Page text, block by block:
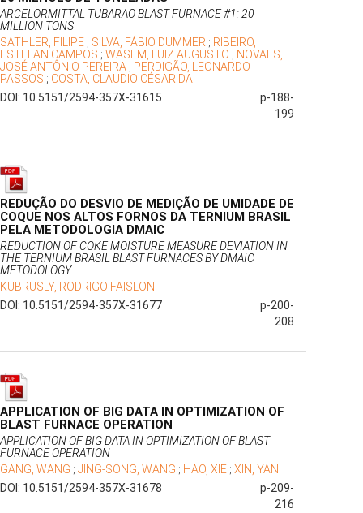
ARCELORMITTAL TUBARAO BLAST FURNACE #1: 20
MILLION TONS
SATHLER, FILIPE ; SILVA, FÁBIO DUMMER ; RIBEIRO,
ESTEFAN CAMPOS ; WASEM, LUIZ AUGUSTO ; NOVAES,
JOSÉ ANTÔNIO PEREIRA ; PERDIGÃO, LEONARDO
PASSOS ; COSTA, CLAUDIO CÉSAR DA
DOI: 10.5151/2594-357X-31615
p-188-
199
REDUÇÃO DO DESVIO DE MEDIÇÃO DE UMIDADE DE
COQUE NOS ALTOS FORNOS DA TERNIUM BRASIL
PELA METODOLOGIA DMAIC
REDUCTION OF COKE MOISTURE MEASURE DEVIATION IN
THE TERNIUM BRASIL BLAST FURNACES BY DMAIC
METODOLOGY
KUBRUSLY, RODRIGO FAISLON
DOI: 10.5151/2594-357X-31677
p-200-
208
APPLICATION OF BIG DATA IN OPTIMIZATION OF
BLAST FURNACE OPERATION
APPLICATION OF BIG DATA IN OPTIMIZATION OF BLAST
FURNACE OPERATION
GANG, WANG ; JING-SONG, WANG ; HAO, XIE ; XIN, YAN
DOI: 10.5151/2594-357X-31678
p-209-
216